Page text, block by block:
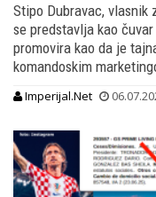
Stipo Dubravac, vlasnik
se predstavlja kao
promovira kao da je
komandoskim
Imperijal.Net